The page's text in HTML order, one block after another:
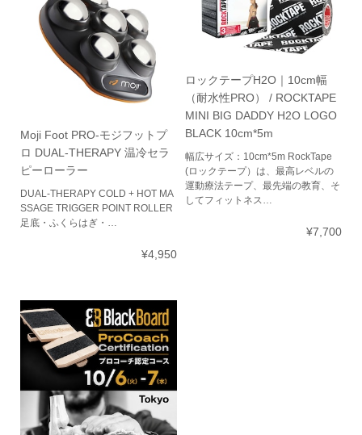
Moji Foot PRO-モジフットプ
ロ DUAL-THERAPY 温冷セラ
ピーローラー
DUAL-THERAPY COLD + HOT MA
SSAGE TRIGGER POINT ROLLER
足底・ふくらはぎ・…
¥4,950
ロックテープH2O｜10cm幅
（耐水性PRO） / ROCKTAPE
MINI BIG DADDY H2O LOGO
BLACK 10cm*5m
幅広サイズ：10cm*5m RockTape
(ロックテープ）は、最高レベルの
運動療法テープ、最先端の教育、そ
してフィットネス…
¥7,700